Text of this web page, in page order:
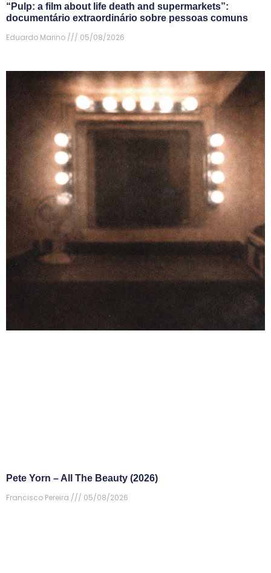
“Pulp: a film about life death and supermarkets”:
documentário extraordinário sobre pessoas comuns
Eduardo Marino
05/08/2026
Pete Yorn – All The Beauty (2026)
Francisco Pereira
05/08/2026